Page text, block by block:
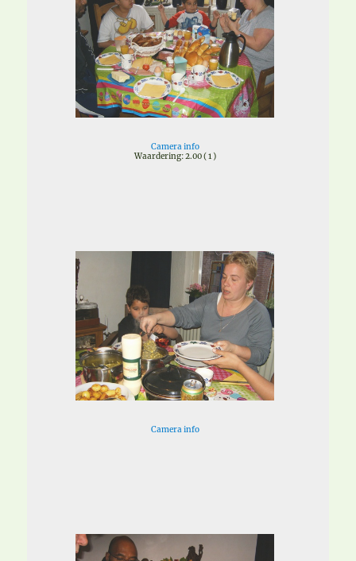
Camera info
Waardering: 2.00 ( 1 )
Camera info